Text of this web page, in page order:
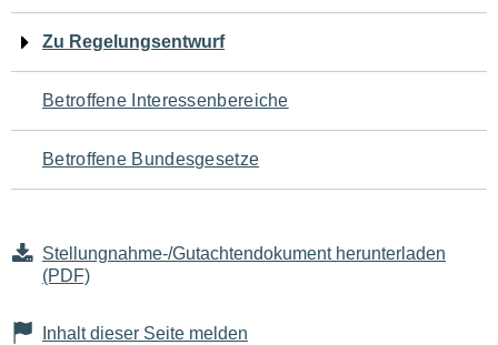
für
den
Seiteninhalt
Zu Regelungsentwurf
Betroffene Interessenbereiche
Betroffene Bundesgesetze
Stellungnahme-/Gutachtendokument herunterladen
(PDF)
Inhalt dieser Seite melden